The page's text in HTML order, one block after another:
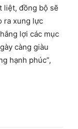
liệt, đồng bộ sẽ
ra xung lực
lợi các mục
càng giàu
hạnh phúc”,